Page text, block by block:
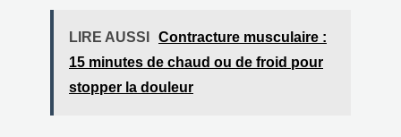
LIRE AUSSI
Contracture musculaire :
15 minutes de chaud ou de froid pour
stopper la douleur